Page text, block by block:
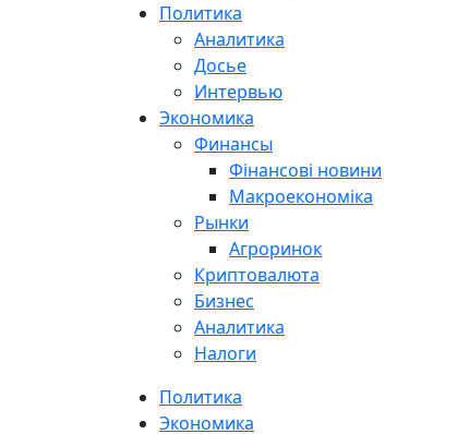
Политика
Аналитика
Досье
Интервью
Экономика
Финансы
Фінансові новини
Макроекономіка
Рынки
Агроринок
Криптовалюта
Бизнес
Аналитика
Налоги
Политика
Экономика